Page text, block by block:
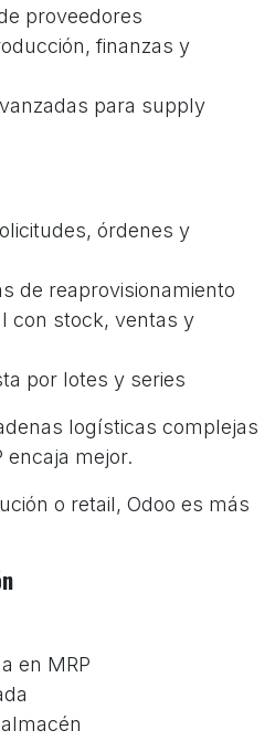
proveedores
finanzas y
para supply
órdenes y
de reaprovisionamiento
con stock, ventas y
por lotes y series
logísticas complejas
encaja mejor.
o retail, Odoo es más
en MRP